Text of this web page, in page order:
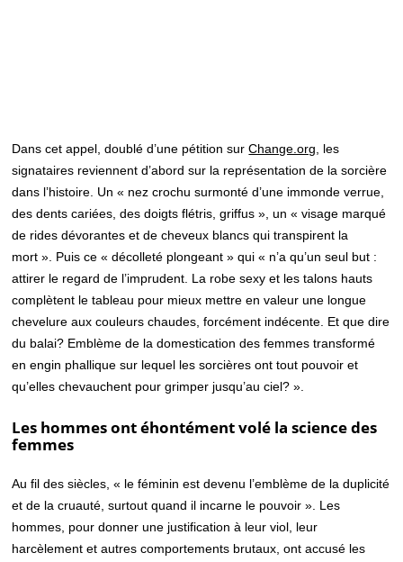
Dans cet appel, doublé d’une pétition surChange.org , les
signataires reviennent d’abord sur la représentation de la sorcière
dans l’histoire. Un « nez crochu surmonté d’une immonde verrue,
des dents cariées, des doigts flétris, griffus », un « visage marqué
de rides dévorantes et de cheveux blancs qui transpirent la
mort ». Puis ce « décolleté plongeant » qui « n’a qu’un seul but :
attirer le regard de l’imprudent. La robe sexy et les talons hauts
complètent le tableau pour mieux mettre en valeur une longue
chevelure aux couleurs chaudes, forcément indécente. Et que dire
du balai? Emblème de la domestication des femmes transformé
en engin phallique sur lequel les sorcières ont tout pouvoir et
qu’elles chevauchent pour grimper jusqu’au ciel? ».
Les hommes ont éhontément volé la science des
femmes
Au fil des siècles, « le féminin est devenu l’emblème de la duplicité
et de la cruauté, surtout quand il incarne le pouvoir ». Les
hommes, pour donner une justification à leur viol, leur
harcèlement et autres comportements brutaux, ont accusé les